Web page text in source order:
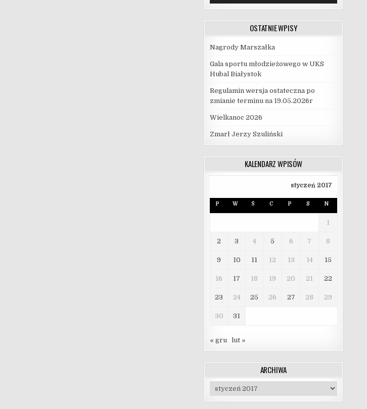
OSTATNIE WPISY
Nagrody Marszałka
Gala sportu młodzieżowego w UKS
Hubal Białystok
Regulamin wersja ostateczna po
zmianie terminu na 19.05.2026r
Wielkanoc 2026
Zmarł Jerzy Szuliński
KALENDARZ WPISÓW
styczeń 2017
P W Ś C P S N
1
2 3 4 5 6 7 8
9 10 11 12 13 14 15
16 17 18 19 20 21 22
23 24 25 26 27 28 29
30 31
« gru lut »
ARCHIWA
Archiwa